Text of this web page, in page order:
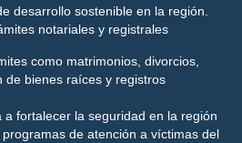
desarrollo sostenible en la región.
notariales y registrales
como matrimonios, divorcios,
de bienes raíces y registros
a fortalecer la seguridad en la región
de atención a víctimas del